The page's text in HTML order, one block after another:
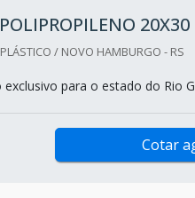
20X30
/ NOVO HAMBURGO - RS
para o estado do Rio
Cotar